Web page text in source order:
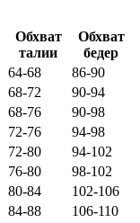
Обхват
талии
Обхват
бедер
64-68
86-90
68-72
90-94
68-76
90-98
72-76
94-98
72-80
94-102
76-80
98-102
80-84
102-106
84-88
106-110